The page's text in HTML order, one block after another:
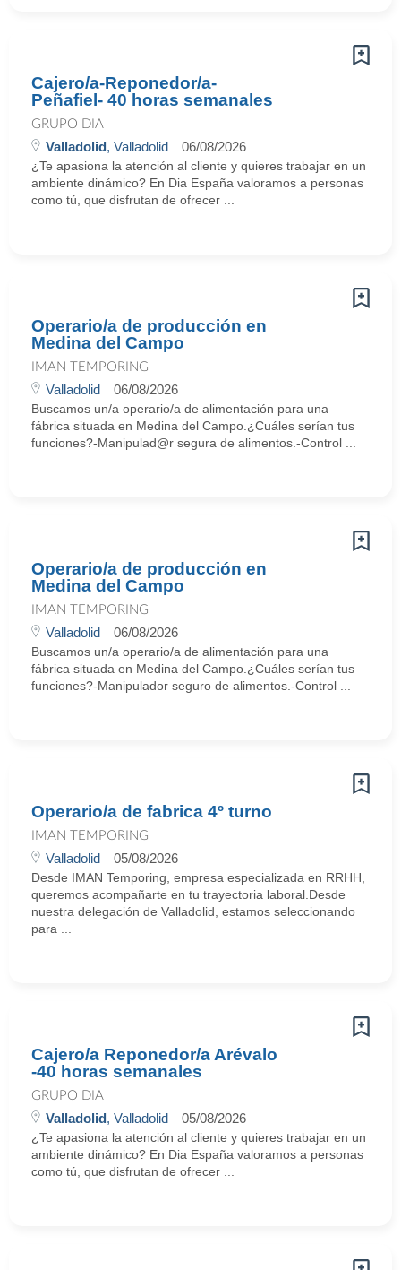
Cajero/a-Reponedor/a-
Peñafiel- 40 horas semanales
GRUPO DIA
Valladolid, Valladolid 06/08/2026
¿Te apasiona la atención al cliente y quieres trabajar en un
ambiente dinámico? En Dia España valoramos a personas
como tú, que disfrutan de ofrecer ...
Operario/a de producción en
Medina del Campo
IMAN TEMPORING
Valladolid 06/08/2026
Buscamos un/a operario/a de alimentación para una
fábrica situada en Medina del Campo.¿Cuáles serían tus
funciones?-Manipulad@r segura de alimentos.-Control ...
Operario/a de producción en
Medina del Campo
IMAN TEMPORING
Valladolid 06/08/2026
Buscamos un/a operario/a de alimentación para una
fábrica situada en Medina del Campo.¿Cuáles serían tus
funciones?-Manipulador seguro de alimentos.-Control ...
Operario/a de fabrica 4º turno
IMAN TEMPORING
Valladolid 05/08/2026
Desde IMAN Temporing, empresa especializada en RRHH,
queremos acompañarte en tu trayectoria laboral.Desde
nuestra delegación de Valladolid, estamos seleccionando
para ...
Cajero/a Reponedor/a Arévalo
-40 horas semanales
GRUPO DIA
Valladolid, Valladolid 05/08/2026
¿Te apasiona la atención al cliente y quieres trabajar en un
ambiente dinámico? En Dia España valoramos a personas
como tú, que disfrutan de ofrecer ...